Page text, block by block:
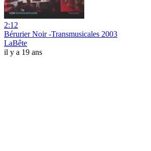
2:12
Bérurier Noir -Transmusicales 2003
LaBête
il y a 19 ans